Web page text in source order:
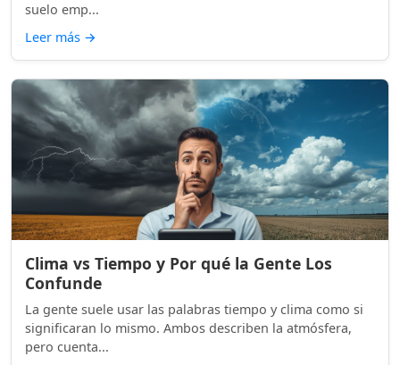
suelo emp...
Leer más →
Clima vs Tiempo y Por qué la Gente Los
Confunde
La gente suele usar las palabras tiempo y clima como si
significaran lo mismo. Ambos describen la atmósfera,
pero cuenta...